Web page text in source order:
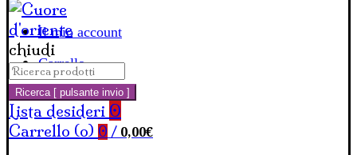
Il mio account
Carrello
chiudi
Cerca:
Ricerca [ pulsante invio ]
Lista desideri 0
Carrello (o) 0 / 0,00€